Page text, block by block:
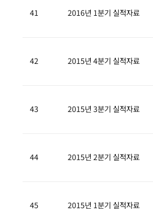
41 2016년 1분기 실적자료
42 2015년 4분기 실적자료
43 2015년 3분기 실적자료
44 2015년 2분기 실적자료
45 2015년 1분기 실적자료